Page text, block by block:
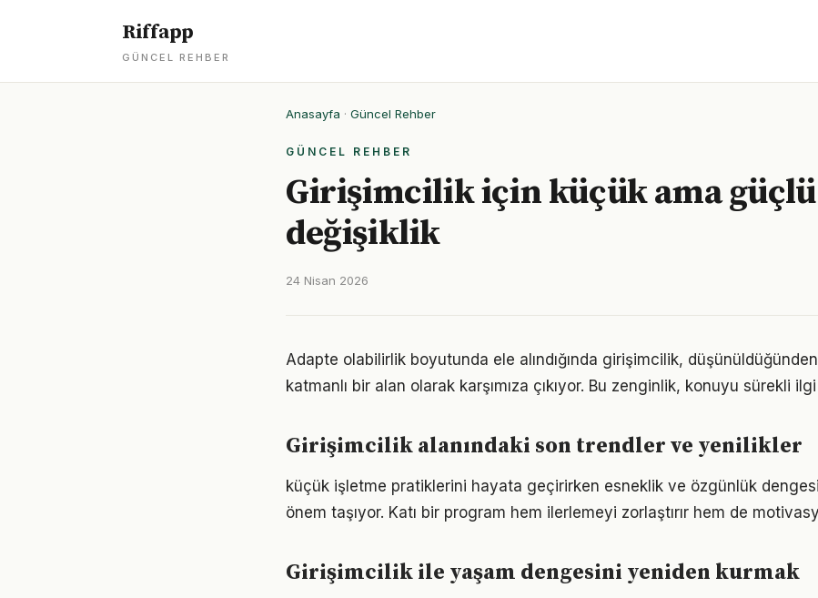
Riffapp
GÜNCEL REHBER
Anasayfa · Güncel Rehber
GÜNCEL REHBER
Girişimcilik için küçük ama
değişiklik
24 Nisan 2026
Adapte olabilirlik boyutunda ele alındığında girişimcilik,
katmanlı bir alan olarak karşımıza çıkıyor. Bu zenginlik, konuyu sürekli ilgi
Girişimcilik alanındaki son trendler ve yenilikler
küçük işletme pratiklerini hayata geçirirken esneklik ve özgünlük
önem taşıyor. Katı bir program hem ilerlemeyi zorlaştırır hem de
Girişimcilik ile yaşam dengesini yeniden kurmak